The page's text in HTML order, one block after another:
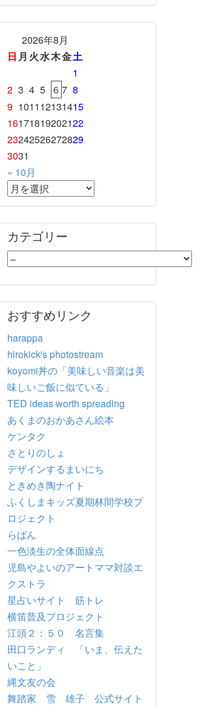
2026年8月
日 月 火水木金土
1
2 3 4 5 6 7 8
9 101112131415
16171819202122
23242526272829
3031
« 10月
カテゴリー
おすすめリンク
harappa
hirokick's photostream
koyomi丼の「美味しい音楽は美
味しいご飯に似ている」
TED ideas worth spreading
あくまのおかあさん絵本
ケンタク
さとりのしょ
デザインするまいにち
ときめき陶ナイト
ふくしまキッズ夏期林間学校プ
ロジェクト
らぱん
一色淡生の全体面線点
児島やよいのアートママ対談エ
クストラ
星占いサイト 筋トレ
横笛普及プロジェクト
江頭２：５０ 名言集
田口ランディ 「いま、伝えた
いこと」
縄文友の会
舞踏家 雪 雄子 公式サイト